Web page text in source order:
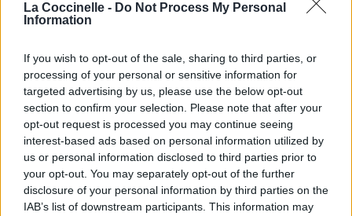
La Coccinelle - Do Not Process My Personal
Information
If you wish to opt-out of the sale, sharing to third parties, or
processing of your personal or sensitive information for
targeted advertising by us, please use the below opt-out
section to confirm your selection. Please note that after your
opt-out request is processed you may continue seeing
interest-based ads based on personal information utilized by
us or personal information disclosed to third parties prior to
your opt-out. You may separately opt-out of the further
disclosure of your personal information by third parties on the
IAB’s list of downstream participants. This information may
07. Tu M'as Donné
09. Quelque Chose Qui Ne Va Pas
10.
Tu Es Ce Héros
11.
Toi Mon Enfant
12.
Je N'ai Pas Su
13.
Histoire D'un Amour